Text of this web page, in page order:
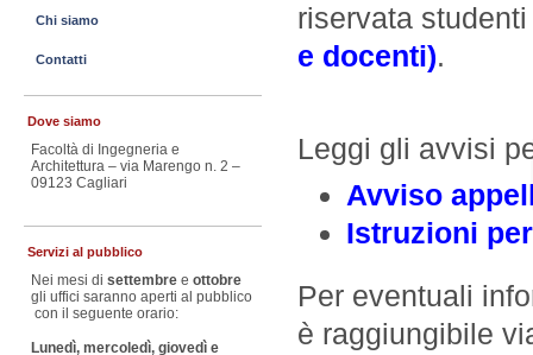
riservata
e docenti).
Leggi gli avvisi
Avviso
Istruzioni
Per eventuali
è raggiungibile
Chi siamo
Contatti
Dove siamo
Facoltà di Ingegneria e
Architettura – via Marengo n. 2 –
09123 Cagliari
Servizi al pubblico
Nei mesi di settembre e ottobre
gli uffici saranno aperti al pubblico
con il seguente orario:
Lunedì, mercoledì, giovedì e